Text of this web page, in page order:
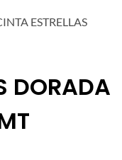
ESTRELLAS
DORADA